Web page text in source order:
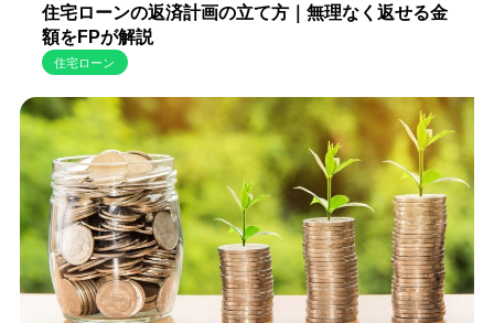
住宅ローンの返済計画の立て方｜無理なく返せる金
額をFPが解説
住宅ローン